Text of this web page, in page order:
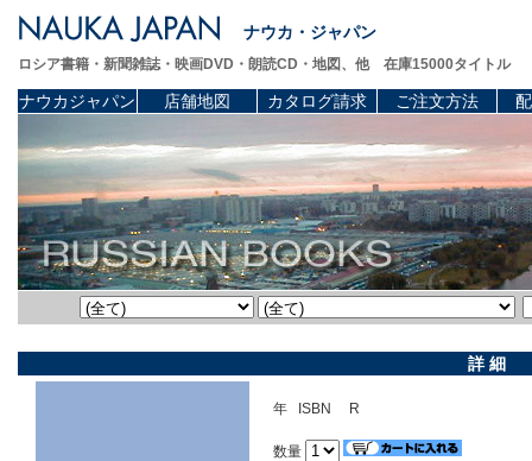
ナウカ・ジャパン
ロシア書籍・新聞雑誌・映画DVD・朗読CD・地図、他 在庫15000タイトル
ナウカジャパン 店舗地図 カタログ請求 ご注文方法
詳 細
年 ISBN R
数量